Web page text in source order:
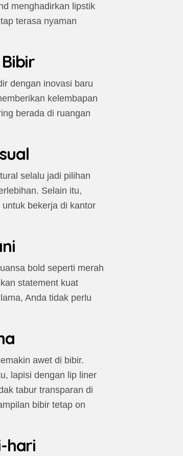
menghadirkan lipstik
terasa nyaman
dengan inovasi baru
kelembapan
berada di ruangan
selalu jadi pilihan
Selain itu,
bekerja di kantor
bold seperti merah
statement kuat
Anda tidak perlu
awet di bibir.
lapisi dengan lip liner
tabur transparan di
bibir tetap on
hari